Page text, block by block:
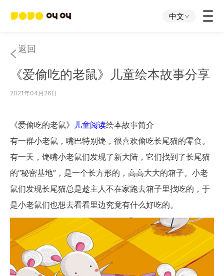
中文
首页
叫叫App
关于我们
下载中心
返回
《爱偷吃的老鼠》儿童绘本故事分享
2021年04月26日
《爱偷吃的老鼠》 儿童阅读绘本故事简介
有一群小老鼠，嘴巴特别馋，很喜欢偷吃长尾猫的零食。
有一天，馋嘴小老鼠们发现了新大陆，它们找到了长尾猫
的“秘密基地”，是一个长方形的，高高大大的箱子。小老
鼠们发现长尾猫总是趁主人不在家跑去箱子里找吃的，于
是小老鼠们也想去看看里边究竟有什么好吃的。